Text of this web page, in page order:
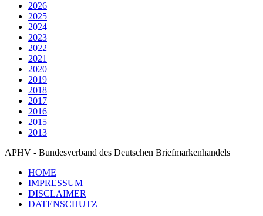
2026
2025
2024
2023
2022
2021
2020
2019
2018
2017
2016
2015
2013
APHV - Bundesverband des Deutschen Briefmarkenhandels
HOME
IMPRESSUM
DISCLAIMER
DATENSCHUTZ